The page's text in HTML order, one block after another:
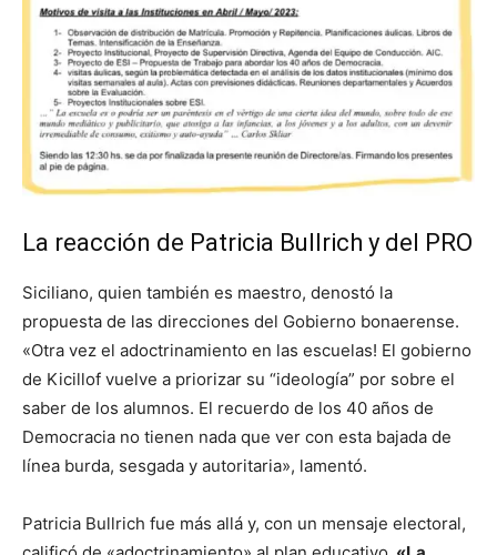
La reacción de Patricia Bullrich y del PRO
Siciliano, quien también es maestro, denostó la
propuesta de las direcciones del Gobierno bonaerense.
«Otra vez el adoctrinamiento en las escuelas! El gobierno
de Kicillof vuelve a priorizar su “ideología” por sobre el
saber de los alumnos. El recuerdo de los 40 años de
Democracia no tienen nada que ver con esta bajada de
línea burda, sesgada y autoritaria», lamentó.
Patricia Bullrich fue más allá y, con un mensaje electoral,